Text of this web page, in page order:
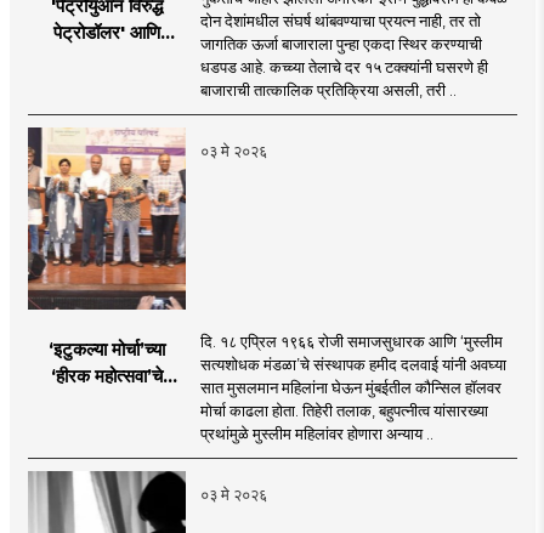
'पेट्रोयुआन विरुद्ध
पेट्रोडॉलर' आणि
दोन देशांमधील संघर्ष थांबवण्याचा प्रयत्न नाही, तर तो
जागतिक ऊर्जा बाजाराला पुन्हा एकदा स्थिर करण्याची
धडपड आहे. कच्च्या तेलाचे दर १५ टक्क्यांनी घसरणे ही
बाजाराची तात्कालिक प्रतिक्रिया असली, तरी ..
०३ मे २०२६
‘इटुकल्या मोर्चा’च्या
‘हीरक महोत्सवा’चे
दि. १८ एप्रिल १९६६ रोजी समाजसुधारक आणि ‘मुस्लीम
सत्यशोधक मंडळा’चे संस्थापक हमीद दलवाई यांनी अवघ्या
सात मुसलमान महिलांना घेऊन मुंबईतील कौन्सिल हॉलवर
मोर्चा काढला होता. तिहेरी तलाक, बहुपत्नीत्व यांसारख्या
प्रथांमुळे मुस्लीम महिलांवर होणारा अन्याय ..
०३ मे २०२६